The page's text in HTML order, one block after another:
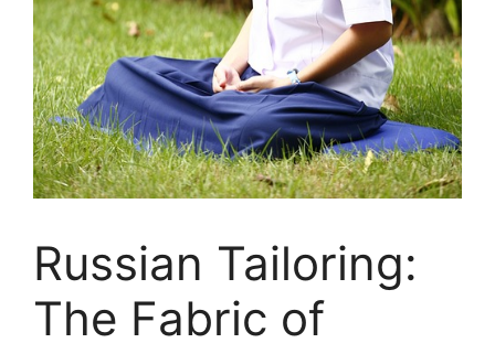
Russian Tailoring:
The Fabric of